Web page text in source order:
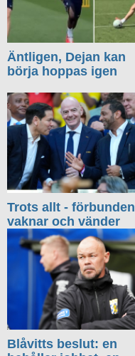
Äntligen, Dejan kan
börja hoppas igen
Trots allt - förbunden
vaknar och vänder
Blåvitts beslut: en